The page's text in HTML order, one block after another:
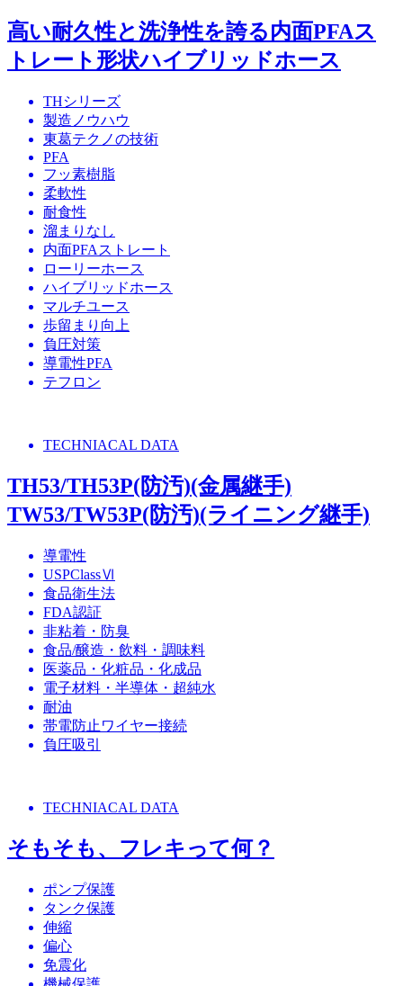
高い耐久性と洗浄性を誇る内面PFAス
トレート形状ハイブリッドホース
THシリーズ
製造ノウハウ
東葛テクノの技術
PFA
フッ素樹脂
柔軟性
耐食性
溜まりなし
内面PFAストレート
ローリーホース
ハイブリッドホース
マルチユース
歩留まり向上
負圧対策
導電性PFA
テフロン
TECHNIACAL DATA
TH53/TH53P(防汚)(金属継手)
TW53/TW53P(防汚)(ライニング継手)
導電性
USPClassⅥ
食品衛生法
FDA認証
非粘着・防臭
食品/醸造・飲料・調味料
医薬品・化粧品・化成品
電子材料・半導体・超純水
耐油
帯電防止ワイヤー接続
負圧吸引
TECHNIACAL DATA
そもそも、フレキって何？
ポンプ保護
タンク保護
伸縮
偏心
免震化